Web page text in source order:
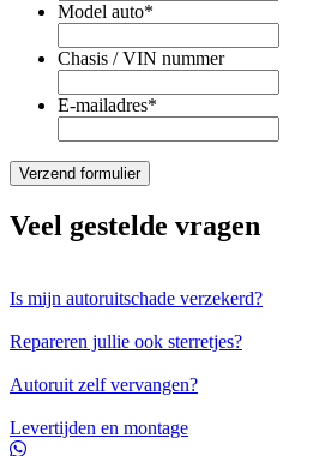
Model auto*
Chasis / VIN nummer
E-mailadres*
Veel gestelde vragen
Is mijn autoruitschade verzekerd?
Repareren jullie ook sterretjes?
Autoruit zelf vervangen?
Levertijden en montage